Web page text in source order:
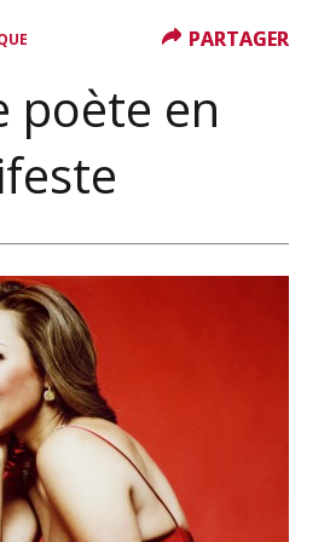
poète en
PARTAGER
PARTAGER